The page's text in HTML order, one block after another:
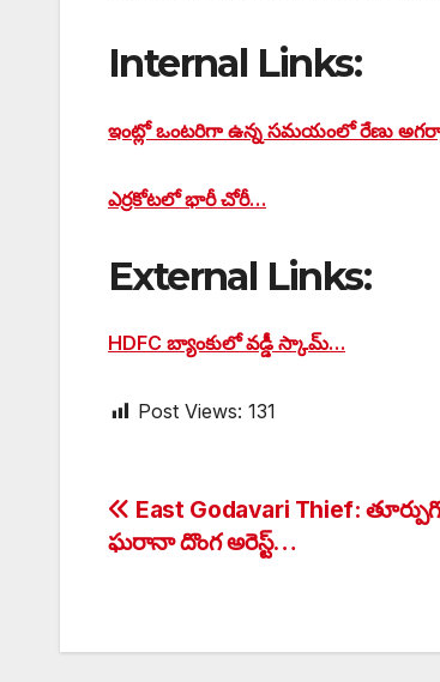
Internal Links:
ఇంట్లో ఒంటరిగా ఉన్న సమయంలో రేణు
ఎర్రకోటలో భారీ చోరీ…
External Links:
HDFC బ్యాంకులో వడ్డీ స్కామ్…
Post Views: 131
Post
navigation
East Godavari Thief:
ఘరానా దొంగ అరెస్ట్…